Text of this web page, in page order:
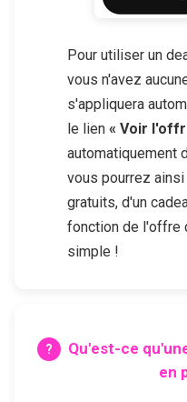
Pour utiliser un
vous n'avez
s'appliquera
le lien « Voir
automatiquement
vous pourrez
gratuits, d'un
fonction de l'offre
simple !
Qu'est-ce
en